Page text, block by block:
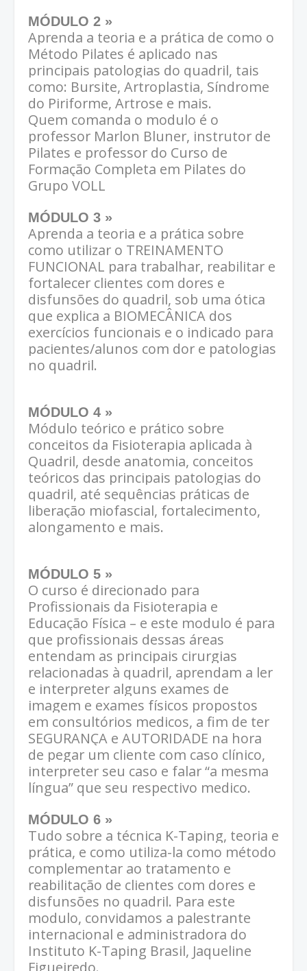
MÓDULO 2 »
Aprenda a teoria e a prática de como o
Método Pilates é aplicado nas
principais patologias do quadril, tais
como: Bursite, Artroplastia, Síndrome
do Piriforme, Artrose e mais.
Quem comanda o modulo é o
professor Marlon Bluner, instrutor de
Pilates e professor do Curso de
Formação Completa em Pilates do
Grupo VOLL
MÓDULO 3 »
Aprenda a teoria e a prática sobre
como utilizar o TREINAMENTO
FUNCIONAL para trabalhar, reabilitar e
fortalecer clientes com dores e
disfunsões do quadril, sob uma ótica
que explica a BIOMECÂNICA dos
exercícios funcionais e o indicado para
pacientes/alunos com dor e patologias
no quadril.
MÓDULO 4 »
Módulo teórico e prático sobre
conceitos da Fisioterapia aplicada à
Quadril, desde anatomia, conceitos
teóricos das principais patologias do
quadril, até sequências práticas de
liberação miofascial, fortalecimento,
alongamento e mais.
MÓDULO 5 »
O curso é direcionado para
Profissionais da Fisioterapia e
Educação Física – e este modulo é para
que profissionais dessas áreas
entendam as principais cirurgias
relacionadas à quadril, aprendam a ler
e interpreter alguns exames de
imagem e exames físicos propostos
em consultórios medicos, a fim de ter
SEGURANÇA e AUTORIDADE na hora
de pegar um cliente com caso clínico,
interpreter seu caso e falar “a mesma
língua” que seu respectivo medico.
MÓDULO 6 »
Tudo sobre a técnica K-Taping, teoria e
prática, e como utiliza-la como método
complementar ao tratamento e
reabilitação de clientes com dores e
disfunsões no quadril. Para este
modulo, convidamos a palestrante
internacional e administradora do
Instituto K-Taping Brasil, Jaqueline